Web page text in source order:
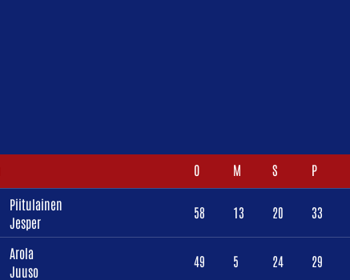
O M S P
Piitulainen
Jesper
58 13 20 33
Arola
Juuso
49 5 24 29